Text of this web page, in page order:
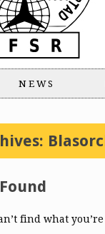
NEWS
find what